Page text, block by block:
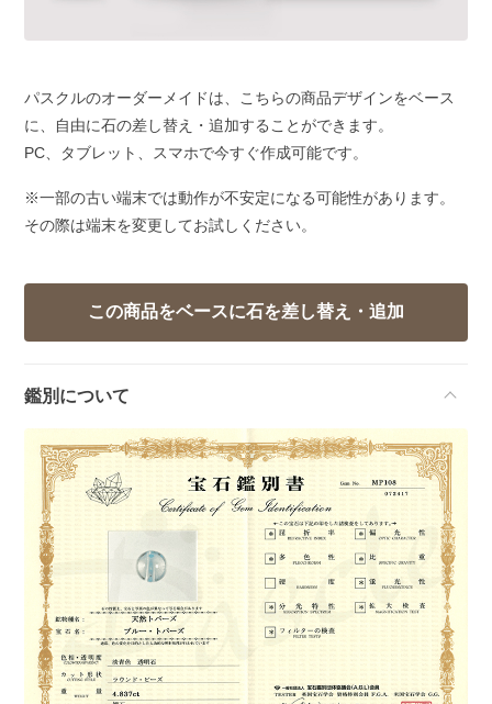
パスクルのオーダーメイドは、こちらの商品デザインをベース
に、自由に石の差し替え・追加することができます。
PC、タブレット、スマホで今すぐ作成可能です。
※一部の古い端末では動作が不安定になる可能性があります。
その際は端末を変更してお試しください。
鑑別について